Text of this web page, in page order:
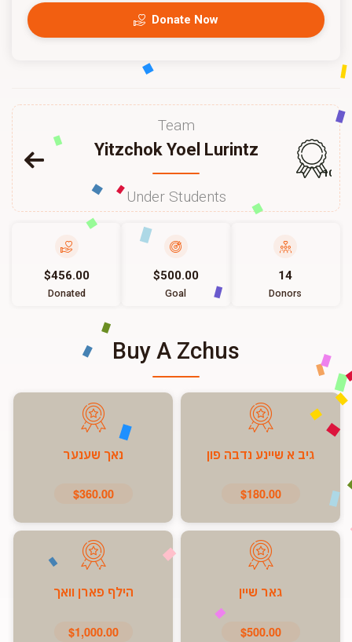
Donate Now
Team
Yitzchok Yoel Lurintz
Under Students
102
$456.00
Donated
$500.00
Goal
14
Donors
Buy A Zchus
גיב א שיינע נדבה פון
$180.00
נאך שענער
$360.00
גאר שיין
$500.00
הילף פארן וואך
$1,000.00